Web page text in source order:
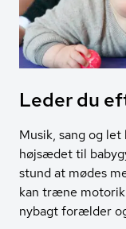
Leder du
Musik, sang og
højsædet til
stund at mødes
kan træne
nybagt forælder